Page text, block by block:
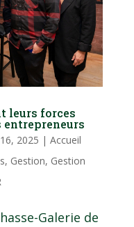
leurs forces
entrepreneurs
2025 | Accueil
, Gestion, Gestion
Galerie de